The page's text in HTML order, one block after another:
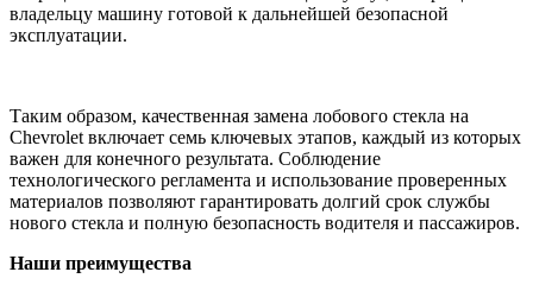
владельцу машину готовой к дальнейшей безопасной
эксплуатации.
Таким образом, качественная замена лобового стекла на
Chevrolet включает семь ключевых этапов, каждый из которых
важен для конечного результата. Соблюдение
технологического регламента и использование проверенных
материалов позволяют гарантировать долгий срок службы
нового стекла и полную безопасность водителя и пассажиров.
Наши преимущества